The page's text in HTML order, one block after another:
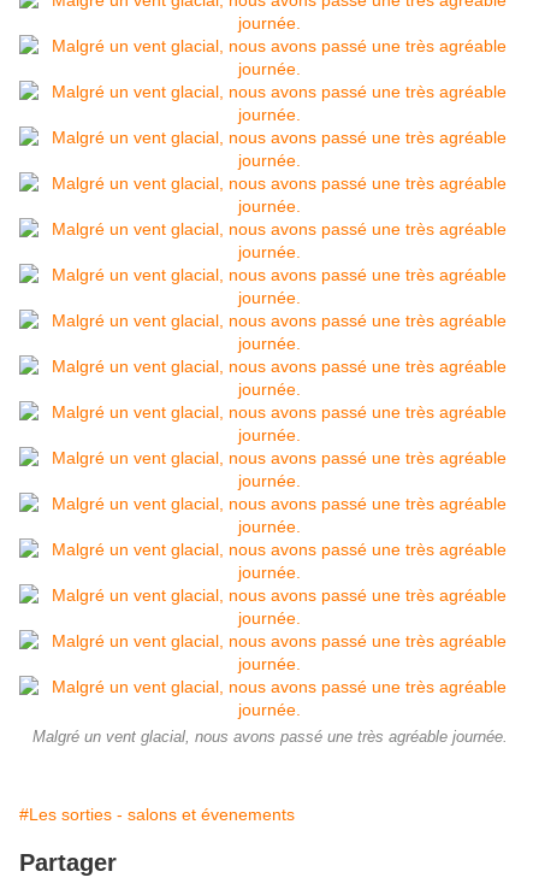
Malgré un vent glacial, nous avons passé une très agréable journée.
#Les sorties - salons et évenements
Partager